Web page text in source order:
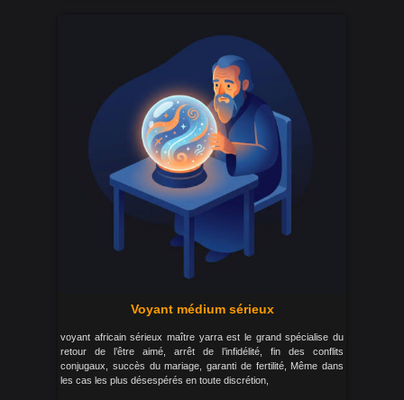
Voyant médium sérieux
voyant africain sérieux maître yarra est le grand spécialise du
retour de l’être aimé, arrêt de l’infidélité, fin des conflits
conjugaux, succès du mariage, garanti de fertilité, Même dans
les cas les plus désespérés en toute discrétion,